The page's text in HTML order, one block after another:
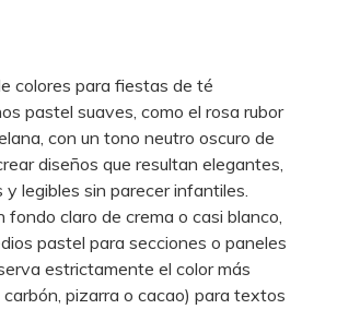
colores para fiestas de té
pastel suaves, como el rosa rubor
con un tono neutro oscuro de
diseños que resultan elegantes,
legibles sin parecer infantiles.
claro de crema o casi blanco,
pastel para secciones o paneles
estrictamente el color más
carbón, pizarra o cacao) para textos